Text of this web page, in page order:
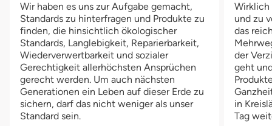
Wir haben es uns zur Aufgabe gemacht,
Standards zu hinterfragen und Produkte zu
finden, die hinsichtlich ökologischer
Standards, Langlebigkeit, Reparierbarkeit,
Wiederverwertbarkeit und sozialer
Gerechtigkeit allerhöchsten Ansprüchen
gerecht werden. Um auch nächsten
Generationen ein Leben auf dieser Erde zu
sichern, darf das nicht weniger als unser
Standard sein.
Wirklich
und zu
das
der
geht
in
Tag